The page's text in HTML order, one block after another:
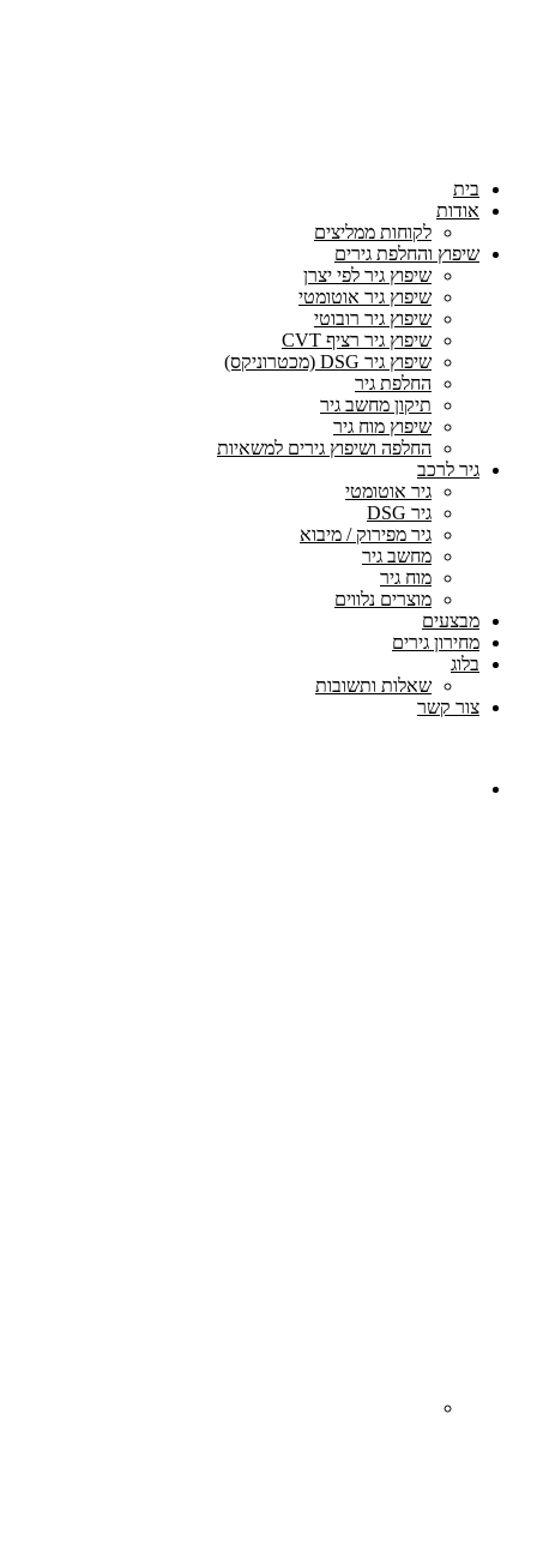
בית
אודות
לקוחות ממליצים
שיפוץ והחלפת גירים
שיפוץ גיר לפי יצרן
שיפוץ גיר אוטומטי
שיפוץ גיר רובוטי
שיפוץ גיר רציף CVT
שיפוץ גיר DSG (מכטרוניקס)
החלפת גיר
תיקון מחשב גיר
שיפוץ מוח גיר
החלפה ושיפוץ גירים למשאיות
גיר לרכב
גיר אוטומטי
גיר DSG
גיר מפירוק / מיבוא
מחשב גיר
מוח גיר
מוצרים נלווים
מבצעים
מחירון גירים
בלוג
שאלות ותשובות
צור קשר